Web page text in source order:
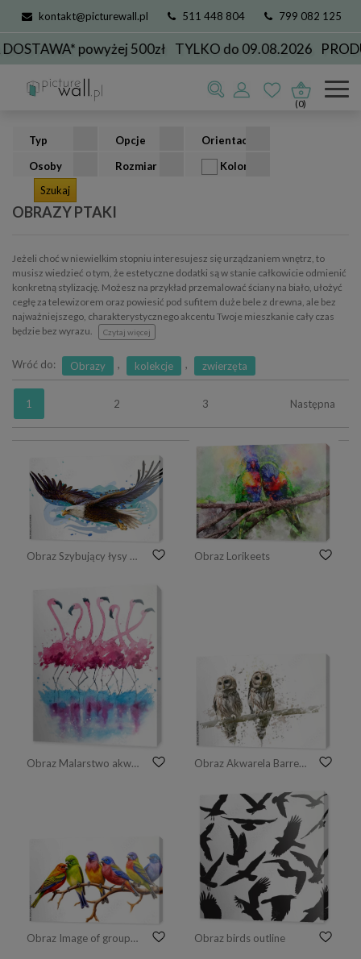
kontakt@picturewall.pl 511 448 804 799 082 125
powyżej 500zł TYLKO do 09.08.2026
(0)
Obrazy kolekcje ptaki
Typ Opcje
Orientacja
Osoby
Rozmiar Kolor
OBRAZY PTAKI
Jeżeli choć w niewielkim stopniu interesujesz się urządzaniem wnętrz, to
musisz wiedzieć o tym, że estetyczne dodatki są w stanie całkowicie odmienić
konkretną stylizację. Możesz na przykład przemalować ściany na biało, ułożyć
cegłę za telewizorem oraz powiesić pod sufitem duże bele z drewna, ale bez
najważniejszego, charakterystycznego akcentu Twoje mieszkanie cały czas
będzie bez wyrazu.
Czytaj więcej
Wróć do: Obrazy , kolekcje , zwierzęta
1 2 3 Następna
Obraz Szybujący łysy orzeł. Kolor, realistyczny, artystyczny portret szybującego bielika na białym tle w stylu przypominającym akwarele. Obraz Lorikeets
Obraz Malarstwo akwarela Flamingi Obraz Akwarela Barred Owls
Obraz Image of group of painted bunting birds on a branch on a white background. Birds. Animals. Illustration, Generative AI. Obraz birds outline